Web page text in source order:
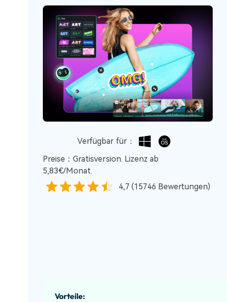
Verfügbar für：
Preise：Gratisversion. Lizenz ab
5,83€/Monat.
4,7 (15746 Bewertungen)
Vorteile: